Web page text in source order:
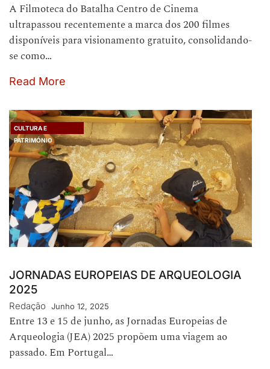
A Filmoteca do Batalha Centro de Cinema
ultrapassou recentemente a marca dos 200 filmes
disponíveis para visionamento gratuito, consolidando-
se como…
Read More
CULTURA E
PATRIMÓNIO
JORNADAS EUROPEIAS DE ARQUEOLOGIA
2025
Redação Junho 12, 2025
Entre 13 e 15 de junho, as Jornadas Europeias de
Arqueologia (JEA) 2025 propõem uma viagem ao
passado. Em Portugal…